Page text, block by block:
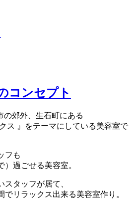
コンセプト
の郊外、生石町にある
ス 』をテーマにしている美容室で
フも
過ごせる美容室。
タッフが居て、
リラックス出来る美容室作り。